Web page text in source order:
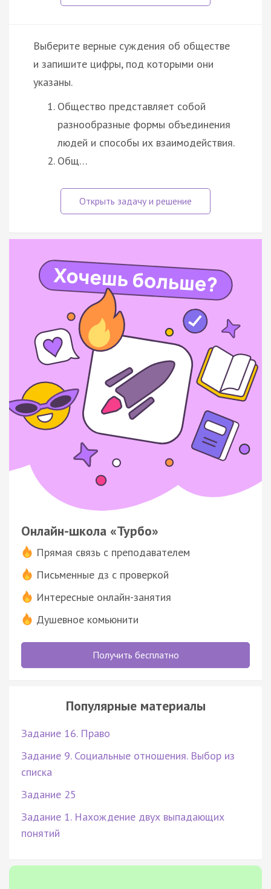
Выберите верные суждения об обществе
и запишите цифры, под которыми они
указаны.
Общество представляет собой
разнообразные формы объединения
людей и способы их взаимодействия.
Общ…
Онлайн-школа «Турбо»
Прямая связь с преподавателем
Письменные дз с проверкой
Интересные онлайн-занятия
Душевное комьюнити
Получить бесплатно
Популярные материалы
Задание 16. Право
Задание 9. Социальные отношения. Выбор из
списка
Задание 25
Задание 1. Нахождение двух выпадающих
понятий